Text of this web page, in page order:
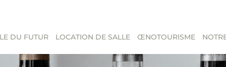
DU FUTUR LOCATION DE SALLE ŒNOTOURISME